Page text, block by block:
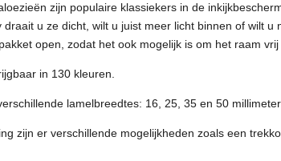
zijn populaire klassiekers in de
draait u ze dicht, wilt u juist meer licht binnen of wilt
open, zodat het ook mogelijk is om het raam
in 130 kleuren.
lamelbreedtes: 16, 25, 35 en 50 millimeter
zijn er verschillende mogelijkheden zoals een